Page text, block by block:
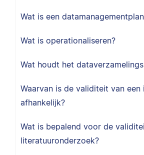
Wat is een
Wat is operationaliseren?
Wat houdt het
Waarvan is de validiteit van een
afhankelijk?
Wat is bepalend voor de
literatuuronderzoek?